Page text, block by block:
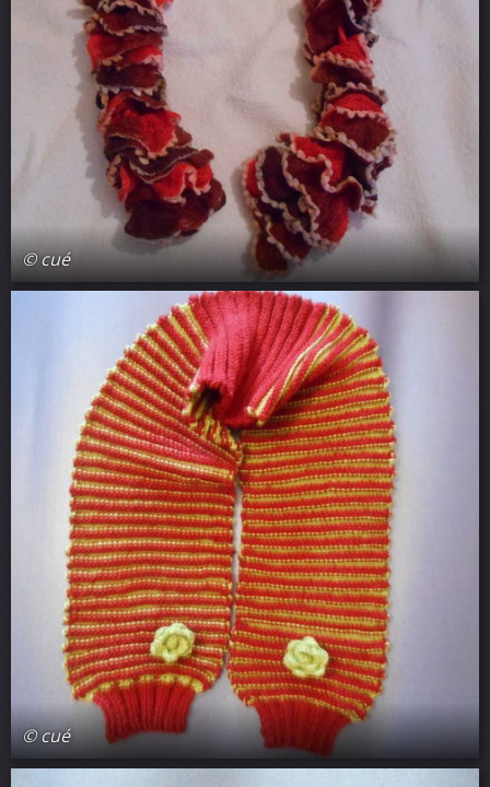
© cué
© cué